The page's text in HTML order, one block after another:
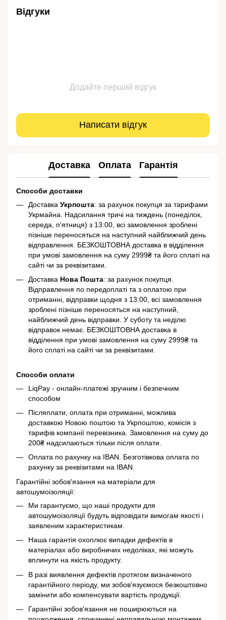
Відгуки
Додайте перший відгук
Написати відгук
Доставка Оплата Гарантія
Способи доставки
Доставка Укрпошта: за рахунок покупця за тарифами
Укрмайна. Надсилання тричі на тиждень (понеділок,
середа, п'ятниця) з 13:00, всі замовлення зроблені
пізніше переносяться на наступний найближчий день
відправлення. БЕЗКОШТОВНА доставка в відділення
при умові замовлення на суму 2999₴ та його сплаті на
сайті чи за реквізитами.
Доставка Нова Пошта: за рахунок покупця.
Відправлення по передоплаті та з оплатою при
отриманні, відправки щодня з 13:00, всі замовлення
зроблені пізніше переносяться на наступний,
найближчий день відправки. У суботу та неділю
відправок немає. БЕЗКОШТОВНА доставка в
відділення при умові замовлення на суму 2999₴ та
його сплаті на сайті чи за реквізитами.
Способи оплати
LiqPay - онлайн-платежі зручним і безпечним
способом
Післяплати, оплата при отриманні, можлива
доставкою Новою поштою та Укрпоштою, комісія з
тарифів компанії перевізника. Замовлення на суму до
200₴ надсилаються тільки після оплати.
Оплата по рахунку на IBAN. Безготівкова оплата по
рахунку за реквізитами на IBAN.
Гарантійні зобов'язання на матеріали для
автошумоізоляції:
Ми гарантуємо, що наші продукти для
автошумоізоляції будуть відповідати вимогам якості і
заявленим характеристикам.
Наша гарантія охоплює випадки дефектів в
матеріалах або виробничих недоліках, які можуть
вплинути на якість продукту.
В разі виявлення дефектів протягом визначеного
гарантійного періоду, ми зобов'язуємося безкоштовно
замінити або компенсувати вартість продукції.
Гарантійні зобов'язання не поширюються на